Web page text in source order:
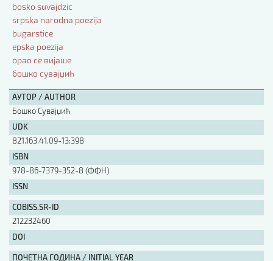
АУТОР / AUTHOR
UDK
ISBN
ISSN
COBISS.SR-ID
DOI
bosko suvajdzic
srpska narodna poezija
bugarstice
epska poezija
орао се вијаше
бошко сувајџић
АУТОР / AUTHOR
Бошко Сувајџић
UDK
821.163.41.09-13:398
ISBN
978-86-7379-352-8 (ФФН)
ISSN
COBISS.SR-ID
212232460
DOI
ПОЧЕТНА ГОДИНА / INITIAL YEAR